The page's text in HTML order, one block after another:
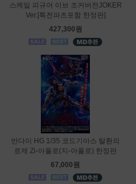
스케일 피규어 이브 조커버전JOKER
Ver.[특전파츠포함 한정판]
427,300원
반다이 HG 1/35 코드기아스 탈환의
로제 Zi-아폴로(지-아폴로) 한정판
67,000원